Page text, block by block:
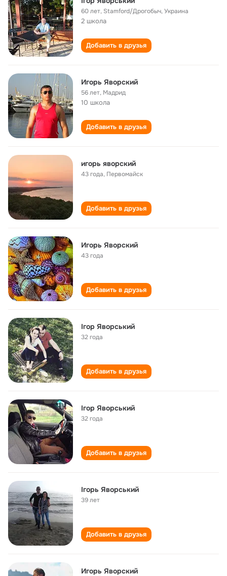
60 лет, Stamford/Дрогобыч, Украина
2 школа
Добавить в друзья
Игорь Яворский
56 лет, Мадрид
10 школа
Добавить в друзья
игорь яворский
43 года, Первомайск
Добавить в друзья
Игорь Яворский
43 года
Добавить в друзья
Ігор Яворський
32 года
Добавить в друзья
Ігор Яворський
32 года
Добавить в друзья
Ігорь Яворський
39 лет
Добавить в друзья
Игорь Яворский